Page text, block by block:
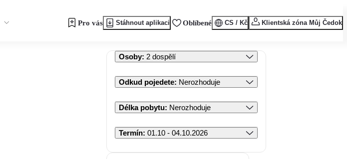
Pro vás Stáhnout aplikaci Oblíbené CS / Kč Klientská zóna Můj Čedok
Osoby: 2 dospělí
Odkud pojedete: Nerozhoduje
Délka pobytu: Nerozhoduje
Termín: 01.10 - 04.10.2026